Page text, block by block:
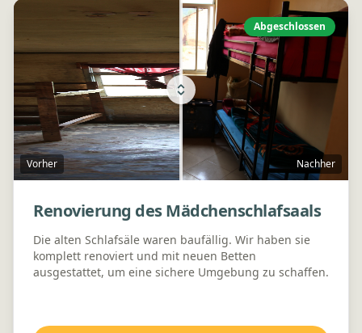
Vorher Nachher
Abgeschlossen
Renovierung des Mädchenschlafsaals
Die alten Schlafsäle waren baufällig. Wir haben sie
komplett renoviert und mit neuen Betten
ausgestattet, um eine sichere Umgebung zu schaffen.